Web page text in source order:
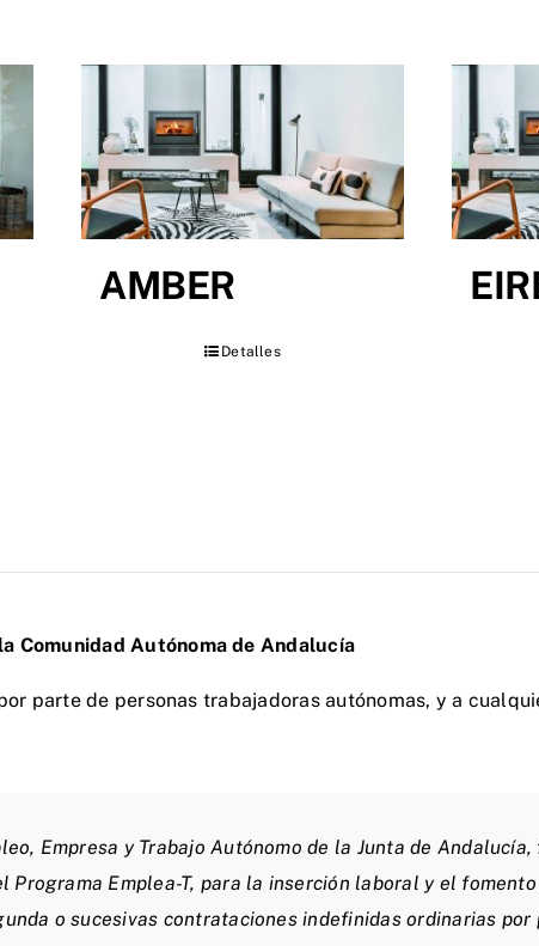
AMBER
Detalles
Comunidad Autónoma de Andalucía
parte de personas trabajadoras autónomas, y a
Empresa y Trabajo Autónomo de la Junta de
Programa Emplea-T, para la inserción laboral y el
o sucesivas contrataciones indefinidas ordinarias por